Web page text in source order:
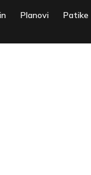
Planovi Patike